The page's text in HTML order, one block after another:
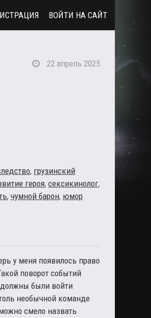
22 апрель 2025
, грузинский
героя, сексикинолог,
, чумной барон, юмор
у меня появилось право
поворот событий
должны были войти
необычной команде
смело назвать
ВОЙТИ НА САЙТ